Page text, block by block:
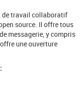
de travail collaboratif
source. Il offre tous
messagerie, y compris
une ouverture